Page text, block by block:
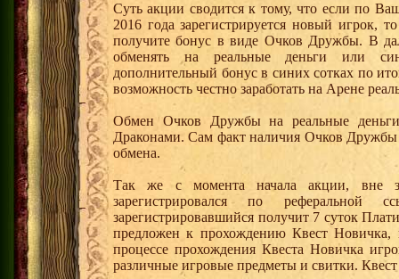
Суть акции сводится к тому, что если по
2016 года зарегистрируется новый
получите бонус в виде Очков Дружбы. В
обменять на реальные деньги или
дополнительный бонус в синих сотках по
возможность честно заработать на Арене
Обмен Очков Дружбы на реальные деньги
Драконами. Сам факт наличия Очков Дружбы
обмена.
Так же с момента начала акции, вне
зарегистрировался по
зарегистрировавшийся получит 7 суток
предложен к прохождению Квест
процессе прохождения Квеста Новичка
различные игровые предметы и свитки.